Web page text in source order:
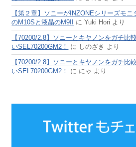
【第２章】ソニーがINZONEシリーズモ
のM10Sと液晶のM9II にYuki Hori より
【70200/2.8】ソニーとキヤノンをガチ比
いSEL70200GM2！
に しのざき より
【70200/2.8】ソニーとキヤノンをガチ比
いSEL70200GM2！
に にゃ より